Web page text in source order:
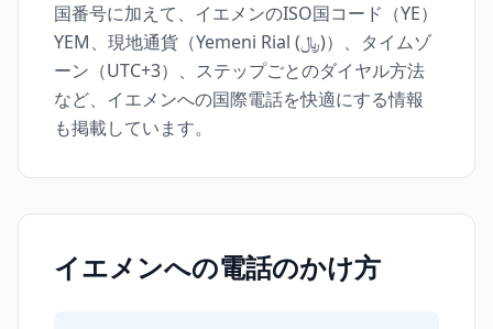
国番号に加えて、イエメンのISO国コード（YE）
YEM、現地通貨（Yemeni Rial (﷼)）、タイムゾ
ーン（UTC+3）、ステップごとのダイヤル方法
など、イエメンへの国際電話を快適にする情報
も掲載しています。
イエメンへの電話のかけ方